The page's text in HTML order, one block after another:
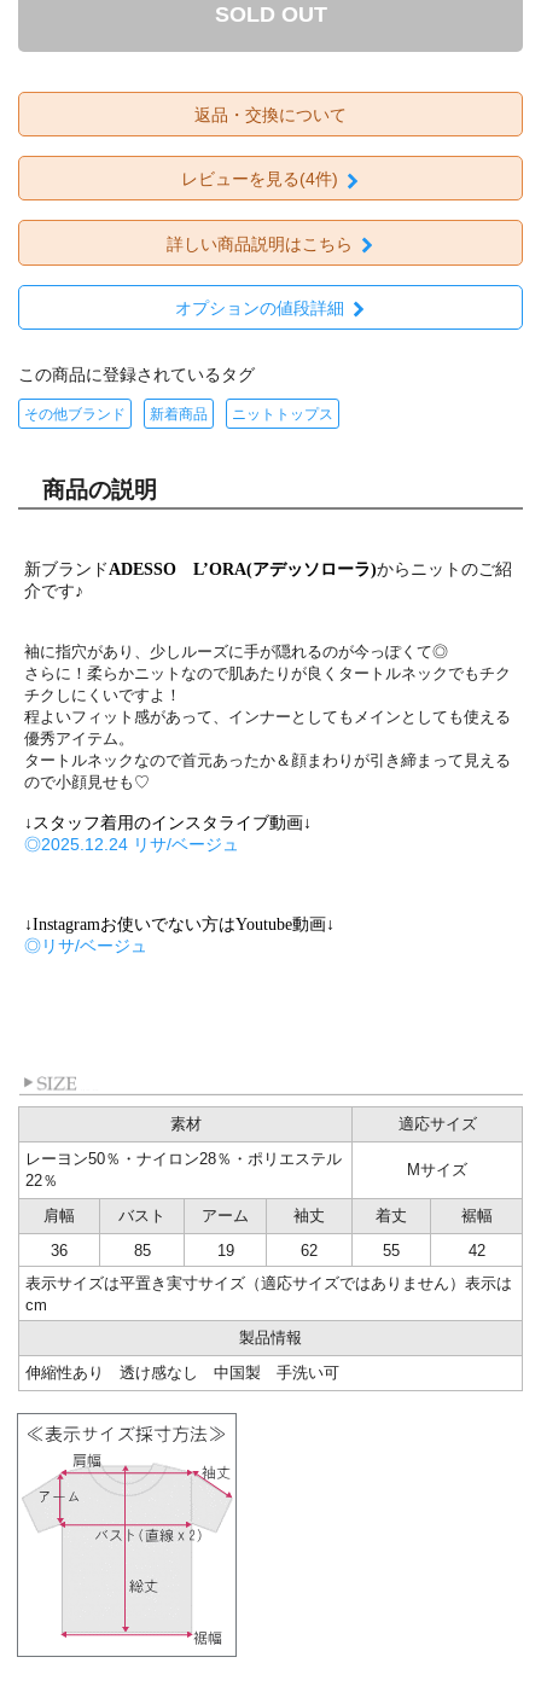
SOLD OUT
返品・交換について
レビューを見る(4件)
詳しい商品説明はこちら
オプションの値段詳細
この商品に登録されているタグ
その他ブランド 新着商品 ニットトップス
商品の説明
新ブランド ADESSO L’ORA(アデッソローラ)からニットのご紹
介です♪
袖に指穴があり、少しルーズに手が隠れるのが今っぽくて◎
さらに！柔らかニットなので肌あたりが良く タートルネックでもチク
チクしにくいですよ！
程よいフィット感があって、インナーとしてもメインとしても使える
優秀アイテム。
タートルネックなので首元あったか＆ 顔まわりが引き締まって見える
ので小顔見せも♡
↓スタッフ着用のインスタライブ動画↓
◎2025.12.24 リサ/ベージュ
↓Instagramお使いでない方はYoutube動画↓
◎リサ/ベージュ
素材
適応サイズ
レーヨン50％・ナイロン28％・ポリエステル
22％
Mサイズ
肩幅 バスト アーム 袖丈 着丈
裾幅
36
85 19 62 55
42
表示サイズは平置き実寸サイズ（適応サイズではありません）表示は
cm
製品情報
伸縮性あり 透け感なし 中国製 手洗い可